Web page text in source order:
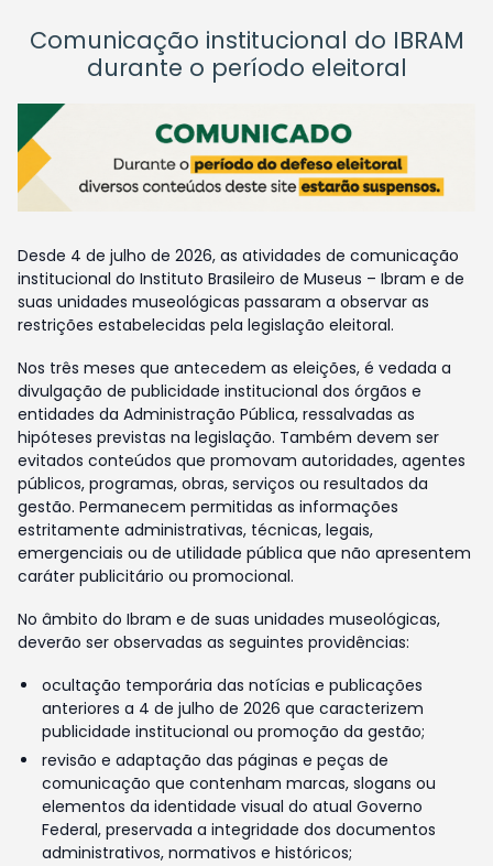
Comunicação institucional do IBRAM
durante o período eleitoral
Desde 4 de julho de 2026, as atividades de comunicação
institucional do Instituto Brasileiro de Museus – Ibram e de
suas unidades museológicas passaram a observar as
restrições estabelecidas pela legislação eleitoral.
Nos três meses que antecedem as eleições, é vedada a
divulgação de publicidade institucional dos órgãos e
entidades da Administração Pública, ressalvadas as
hipóteses previstas na legislação. Também devem ser
evitados conteúdos que promovam autoridades, agentes
públicos, programas, obras, serviços ou resultados da
gestão. Permanecem permitidas as informações
estritamente administrativas, técnicas, legais,
emergenciais ou de utilidade pública que não apresentem
caráter publicitário ou promocional.
No âmbito do Ibram e de suas unidades museológicas,
deverão ser observadas as seguintes providências:
ocultação temporária das notícias e publicações
anteriores a 4 de julho de 2026 que caracterizem
publicidade institucional ou promoção da gestão;
revisão e adaptação das páginas e peças de
comunicação que contenham marcas, slogans ou
elementos da identidade visual do atual Governo
Federal, preservada a integridade dos documentos
administrativos, normativos e históricos;